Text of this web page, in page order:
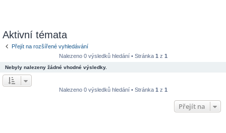
Aktivní témata
Přejít na rozšířené vyhledávání
Nalezeno 0 výsledků hledání • Stránka 1 z 1
Nebyly nalezeny žádné vhodné výsledky.
Nalezeno 0 výsledků hledání • Stránka 1 z 1
Přejít na